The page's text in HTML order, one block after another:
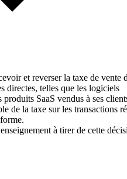
et reverser la taxe de vente
directes, telles que les logiciels
produits SaaS vendus à ses
de la taxe sur les transactions
à tirer de cette